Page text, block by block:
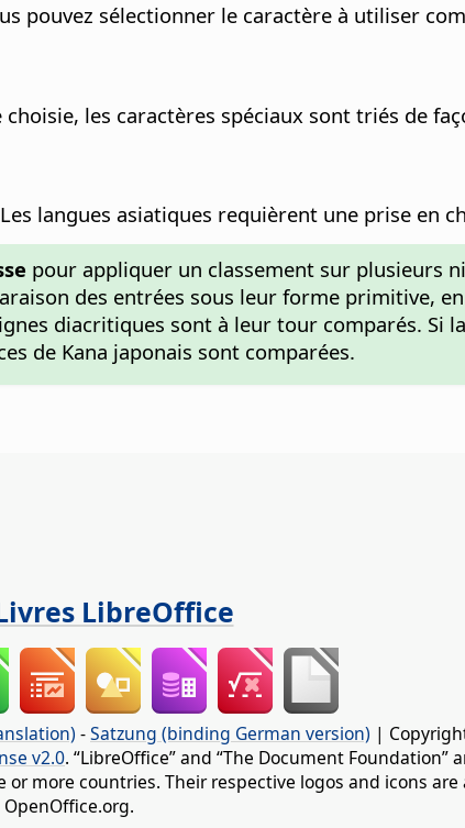
pouvez sélectionner le caractère à utiliser
choisie, les caractères spéciaux sont triés de
langues asiatiques requièrent une prise en
pour appliquer un classement sur plusieurs
des entrées sous leur forme primitive,
diacritiques sont à leur tour comparés. Si
de Kana japonais sont comparées.
LibreOffice
-Satzung (binding German version) |
v2.0. “LibreOffice” and “The Document
more countries. Their respective logos and icons